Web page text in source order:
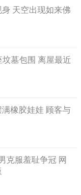
天空出现如来佛
墓包围 离屋最近
橡胶娃娃 顾客与
克服羞耻争冠 网